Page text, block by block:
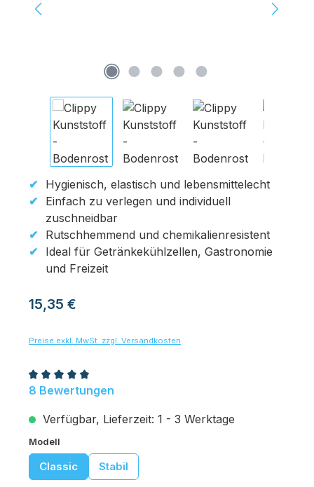
Hygienisch, elastisch und lebensmittelecht
Einfach zu verlegen und individuell
zuschneidbar
Rutschhemmend und chemikalienresistent
Ideal für Getränkekühlzellen, Gastronomie
und Freizeit
Regulärer Preis:
15,35 €
Preise exkl. MwSt. zzgl. Versandkosten
Durchschnittliche Bewertung von 5 von 5 Sternen
8 Bewertungen
Verfügbar, Lieferzeit: 1 - 3 Werktage
Modell
Classic Stabil